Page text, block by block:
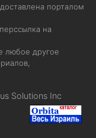
порталом
на
любое другое
Solutions Inc